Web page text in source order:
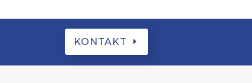
KONTAKT